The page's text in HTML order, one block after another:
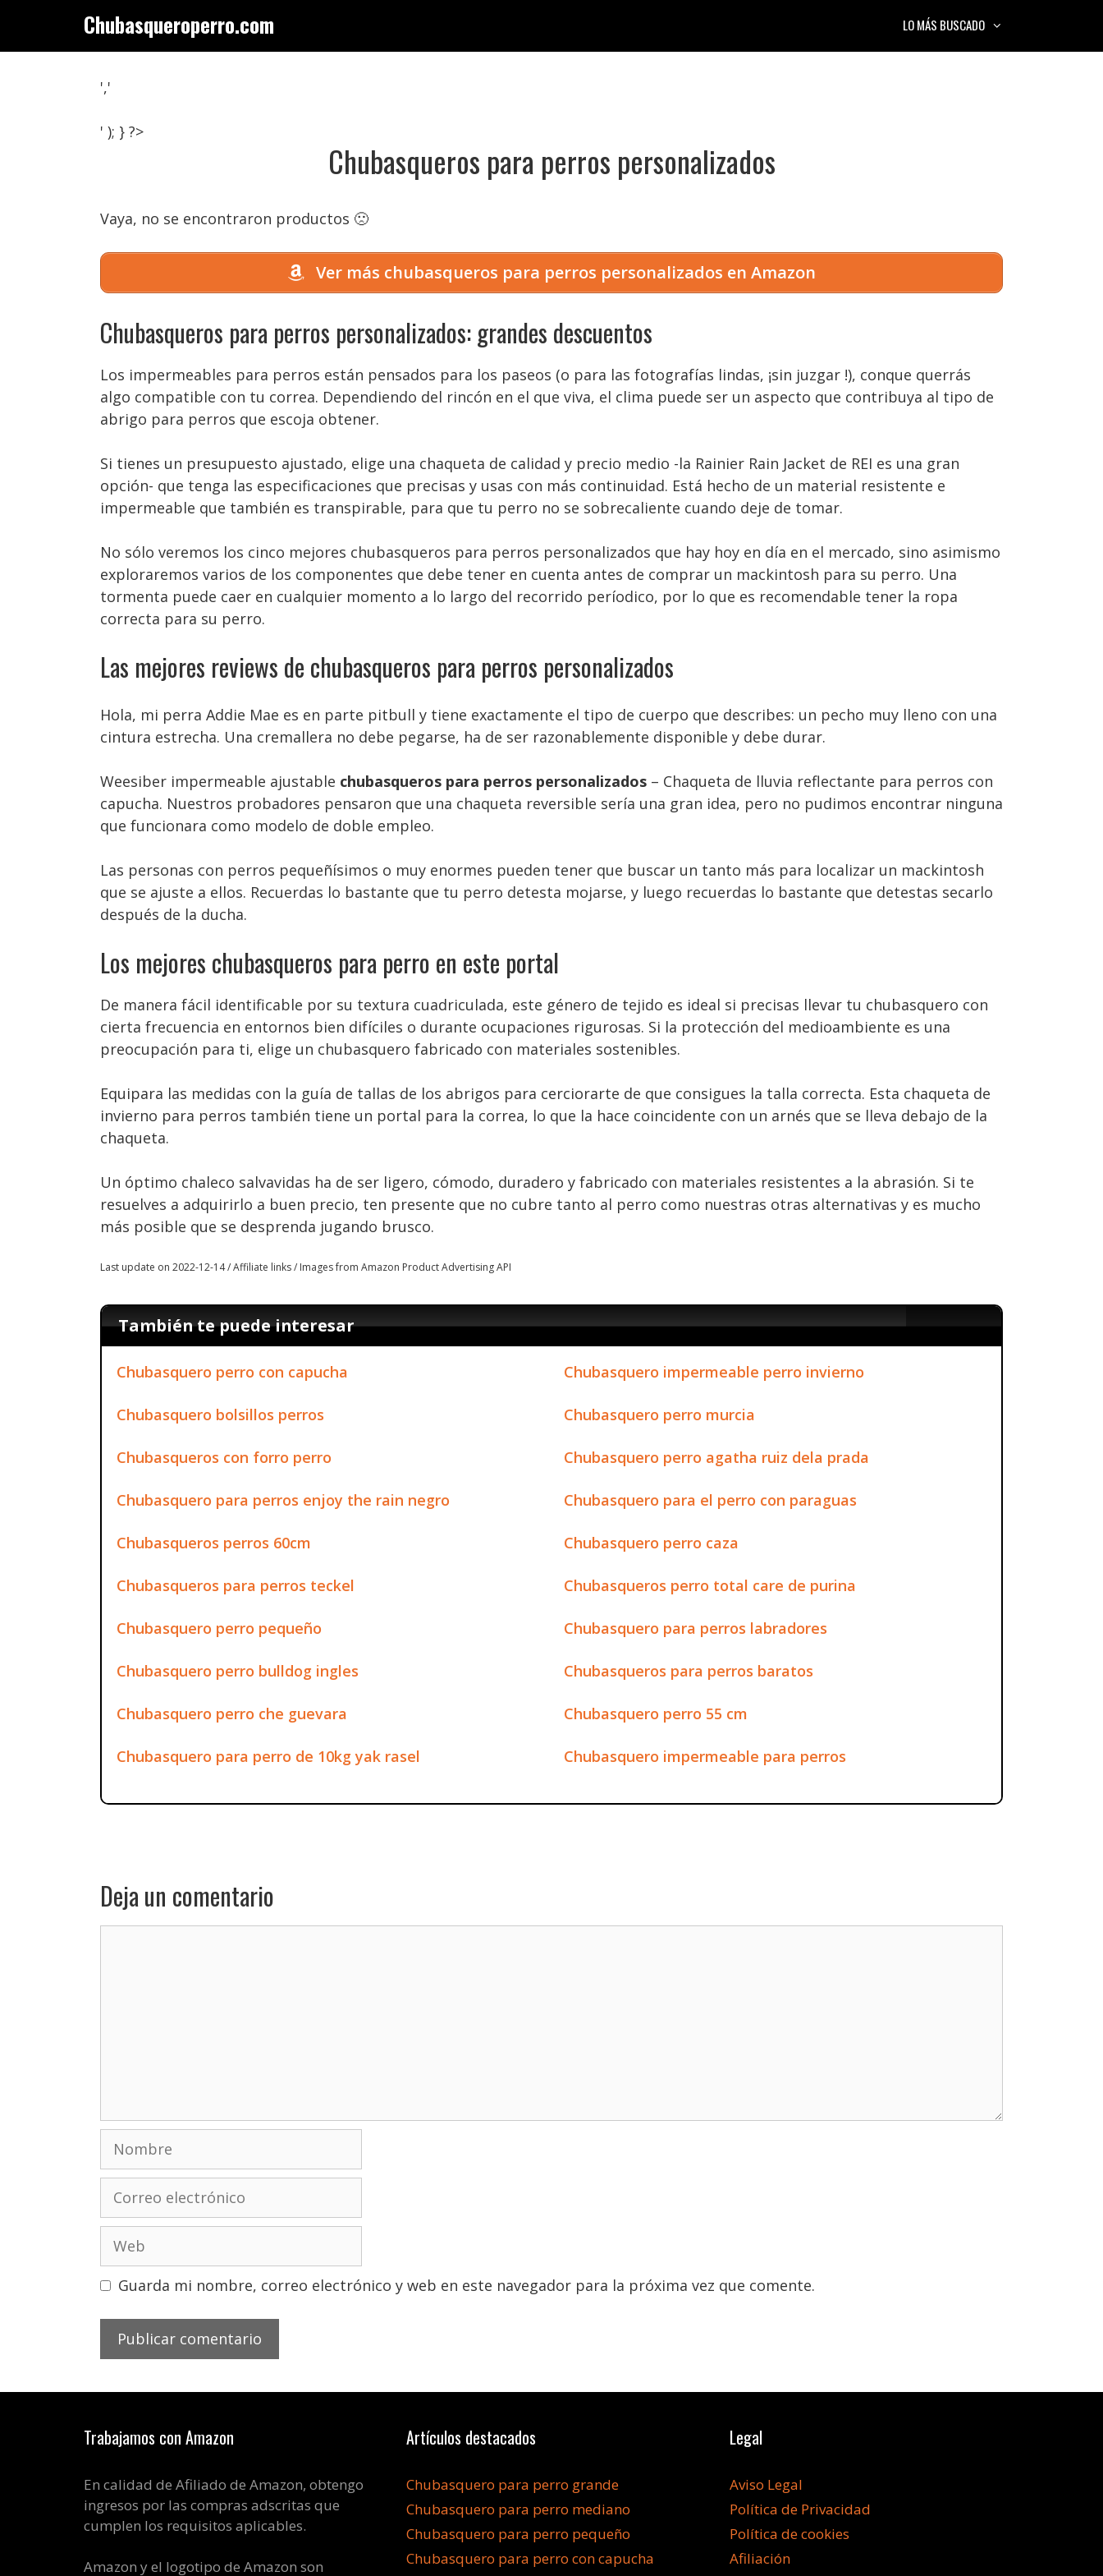
contenido
Chubasqueroperro.com LO MÁS BUSCADO
','
' ); } ?>
Chubasqueros para perros personalizados
Vaya, no se encontraron productos 🙁
Ver más chubasqueros para perros personalizados en Amazon
Chubasqueros para perros personalizados: grandes descuentos
Los impermeables para perros están pensados para los paseos (o para las fotografías lindas, ¡sin juzgar !), conque querrás
algo compatible con tu correa. Dependiendo del rincón en el que viva, el clima puede ser un aspecto que contribuya al tipo de
abrigo para perros que escoja obtener.
Si tienes un presupuesto ajustado, elige una chaqueta de calidad y precio medio -la Rainier Rain Jacket de REI es una gran
opción- que tenga las especificaciones que precisas y usas con más continuidad. Está hecho de un material resistente e
impermeable que también es transpirable, para que tu perro no se sobrecaliente cuando deje de tomar.
No sólo veremos los cinco mejores chubasqueros para perros personalizados que hay hoy en día en el mercado, sino asimismo
exploraremos varios de los componentes que debe tener en cuenta antes de comprar un mackintosh para su perro. Una
tormenta puede caer en cualquier momento a lo largo del recorrido períodico, por lo que es recomendable tener la ropa
correcta para su perro.
Las mejores reviews de chubasqueros para perros personalizados
Hola, mi perra Addie Mae es en parte pitbull y tiene exactamente el tipo de cuerpo que describes: un pecho muy lleno con una
cintura estrecha. Una cremallera no debe pegarse, ha de ser razonablemente disponible y debe durar.
Weesiber impermeable ajustable chubasqueros para perros personalizados – Chaqueta de lluvia reflectante para perros con
capucha. Nuestros probadores pensaron que una chaqueta reversible sería una gran idea, pero no pudimos encontrar ninguna
que funcionara como modelo de doble empleo.
Las personas con perros pequeñísimos o muy enormes pueden tener que buscar un tanto más para localizar un mackintosh
que se ajuste a ellos. Recuerdas lo bastante que tu perro detesta mojarse, y luego recuerdas lo bastante que detestas secarlo
después de la ducha.
Los mejores chubasqueros para perro en este portal
De manera fácil identificable por su textura cuadriculada, este género de tejido es ideal si precisas llevar tu chubasquero con
cierta frecuencia en entornos bien difíciles o durante ocupaciones rigurosas. Si la protección del medioambiente es una
preocupación para ti, elige un chubasquero fabricado con materiales sostenibles.
Equipara las medidas con la guía de tallas de los abrigos para cerciorarte de que consigues la talla correcta. Esta chaqueta de
invierno para perros también tiene un portal para la correa, lo que la hace coincidente con un arnés que se lleva debajo de la
chaqueta.
Un óptimo chaleco salvavidas ha de ser ligero, cómodo, duradero y fabricado con materiales resistentes a la abrasión. Si te
resuelves a adquirirlo a buen precio, ten presente que no cubre tanto al perro como nuestras otras alternativas y es mucho
más posible que se desprenda jugando brusco.
Last update on 2022-12-14 / Affiliate links / Images from Amazon Product Advertising API
También te puede interesar
Chubasquero perro con capucha Chubasquero impermeable perro invierno
Chubasquero bolsillos perros Chubasquero perro murcia
Chubasqueros con forro perro Chubasquero perro agatha ruiz dela prada
Chubasquero para perros enjoy the rain negro Chubasquero para el perro con paraguas
Chubasqueros perros 60cm Chubasquero perro caza
Chubasqueros para perros teckel Chubasqueros perro total care de purina
Chubasquero perro pequeño Chubasquero para perros labradores
Chubasquero perro bulldog ingles Chubasqueros para perros baratos
Chubasquero perro che guevara Chubasquero perro 55 cm
Chubasquero para perro de 10kg yak rasel Chubasquero impermeable para perros
Deja un comentario
Nombre
electrónico
Guarda mi nombre, correo electrónico y web en este navegador para la próxima vez que comente.
Trabajamos con Amazon
En calidad de Afiliado de Amazon, obtengo
ingresos por las compras adscritas que
cumplen los requisitos aplicables.
Amazon y el logotipo de Amazon son
Artículos destacados
Chubasquero para perro grande
Chubasquero para perro mediano
Chubasquero para perro pequeño
Chubasquero para perro con capucha
Legal
Aviso Legal
Política de Privacidad
Política de cookies
Afiliación